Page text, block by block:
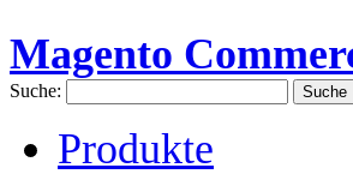
Magento
Suche: Suche
Produkte